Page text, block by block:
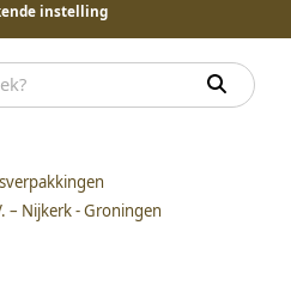
instelling
– Nijkerk - Groningen